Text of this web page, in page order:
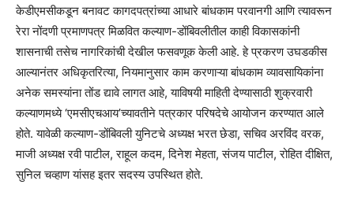
केडीएमसीकडून बनावट कागदपत्रांच्या आधारे बांधकाम परवानगी आणि त्यावरून
रेरा नोंदणी प्रमाणपत्र मिळवित कल्याण-डोंबिवलीतील काही विकासकांनी
शासनाची तसेच नागरिकांची देखील फसवणूक केली आहे. हे प्रकरण उघडकीस
आल्यानंतर अधिकृतरित्या, नियमानुसार काम करणाऱ्या बांधकाम व्यावसायिकांना
अनेक समस्यांना तोंड द्यावे लागत आहे, याविषयी माहिती देण्यासाठी शुक्रवारी
कल्याणमध्ये ‘एमसीएचआय’च्यावतीने पत्रकार परिषदेचे आयोजन करण्यात आले
होते. यावेळी कल्याण-डोंबिवली युनिटचे अध्यक्ष भरत छेडा, सचिव अरविंद वरक,
माजी अध्यक्ष रवी पाटील, राहूल कदम, दिनेश मेहता, संजय पाटील, रोहित दीक्षित,
सुनिल चव्हाण यांसह इतर सदस्य उपस्थित होते.